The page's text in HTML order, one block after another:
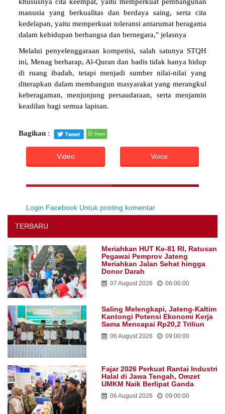
manusia yang berkualitas dan berdaya saing, serta cita
kedelapan, yaitu memperkuat toleransi antarumat beragama
dalam kehidupan berbangsa dan bernegara," jelasnya
Melalui penyelenggaraan kompetisi, salah satunya STQH
ini, Menag berharap, Al-Quran dan hadis tidak hanya hidup
di ruang ibadah, tetapi menjadi sumber nilai-nilai yang
diterapkan dalam membangun masyarakat yang merangkul
keberagaman, menjunjung persaudaraan, serta menjamin
keadilan bagi semua lapisan.
Bagikan :
Video Voice
Login Facebook Untuk posting komentar
TERBARU
Meriahkan HUT Ke-81 RI, Ratusan
Pegawai Pemprov Jateng
Meriahkan Jalan Sehat hingga
Donor Darah
07 August 2026 06:00:00
Saling Melengkapi, Jateng-Kaltim
Kantongi Potensi Ekonomi Kerja
Sama Mencapai Rp20,2 Triliun
06 August 2026 09:00:00
Fajar 2026 Perkuat Rantai Industri
Halal di Jawa Tengah, Omzet
UMKM Naik Berlipat Ganda
06 August 2026 09:00:00